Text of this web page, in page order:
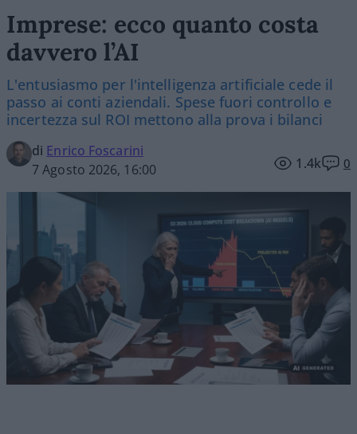
Imprese: ecco quanto costa
davvero l’AI
L'entusiasmo per l'intelligenza artificiale cede il
passo ai conti aziendali. Spese fuori controllo e
incertezza sul ROI mettono alla prova i bilanci
di Enrico Foscarini
7 Agosto 2026, 16:00
1.4k 0